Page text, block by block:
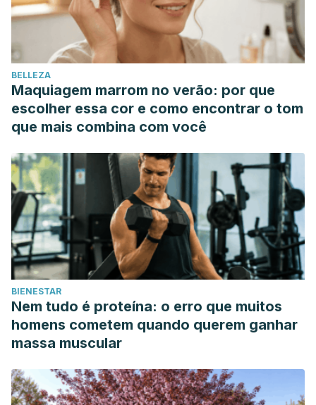
Starr, C., and Arbogast, M.,
eds. (2001).
Concepts and Applications.
Belmont: Thomson Learning.
Life Sci. 2013 Apr 19;92(13):775-82. Anti-inflammatory
properties of potato glycoalkaloids in stimulated Jurkat and
Raw 264.7 mouse macrophages. doi:
10.1016/j.lfs.2013.02.006. Epub 2013 Feb 20.
Nov 10. Polyphenol-Rich Lentils and Their Health Promoting
Effects. doi: 10.3390/ijms18112390
Pharmacognosy Res. 2017 Apr-Jun; 9(2): 121–127. Honey
and Health: A Review of Recent Clinical Research. doi:
10.4103/0974-8490.204647
BELLEZA
Maquiagem marrom no verão: por que
escolher essa cor e como encontrar o tom
que mais combina com você
BIENESTAR
Nem tudo é proteína: o erro que muitos
homens cometem quando querem ganhar
massa muscular